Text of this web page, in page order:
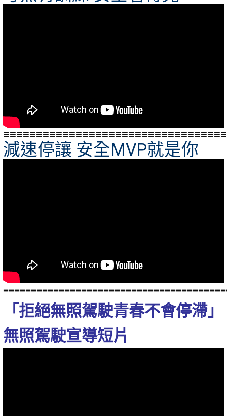
減速停讓 安全MVP就是你
「拒絕無照駕駛青春不會停滯」
無照駕駛宣導短片